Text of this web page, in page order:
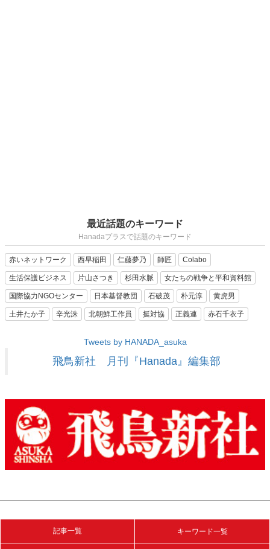
最近話題のキーワード
Hanadaプラスで話題のキーワード
赤いネットワーク 西早稲田 仁藤夢乃 師匠 Colabo
生活保護ビジネス 片山さつき 杉田水脈 女たちの戦争と平和資料館
国際協力NGOセンター 日本基督教団 石破茂 朴元淳 黄虎男
土井たか子 辛光洙 北朝鮮工作員 挺対協 正義連 赤石千衣子
Tweets by HANADA_asuka
飛鳥新社 月刊『Hanada』編集部
記事一覧 キーワード一覧